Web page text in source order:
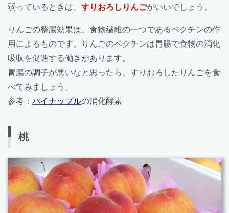
弱っているときは、 すりおろしりんごがいいでしょう。
りんごの整腸効果は、食物繊維の一つであるペクチンの作
用によるものです。りんごのペクチンは胃腸で食物の消化
吸収を促進する働きがあります。
胃腸の調子が悪いなと思ったら、すりおろしたりんごを食
べてみましょう。
参考： パイナップルの消化酵素
桃